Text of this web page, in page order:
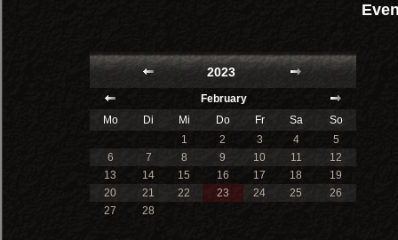
2023
February
Mo
Di Mi Do Fr Sa
So
1
2 3 4
5
6
7 8 9 10 11
12
13
14 15 16 17 18
19
20
21 22 23 24 25
26
27
28